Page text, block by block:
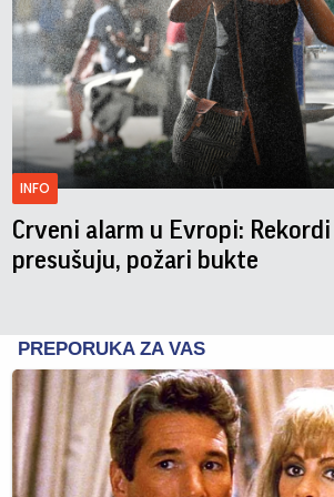
INFO
Crveni alarm u Evropi:
presušuju, požari bukte